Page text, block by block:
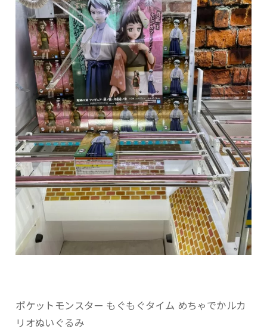
ポケットモンスター もぐもぐタイム めちゃでかルカ
リオぬいぐるみ